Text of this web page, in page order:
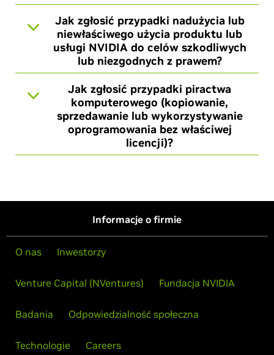
Jak zgłosić przypadki nadużycia lub
niewłaściwego użycia produktu lub
usługi NVIDIA do celów szkodliwych
lub niezgodnych z prawem?
Jak zgłosić przypadki piractwa
komputerowego (kopiowanie,
sprzedawanie lub wykorzystywanie
oprogramowania bez właściwej
licencji)?
Informacje o firmie
O nas Inwestorzy
Venture Capital (NVentures) Fundacja NVIDIA
Badania Odpowiedzialność społeczna
Technologie Careers